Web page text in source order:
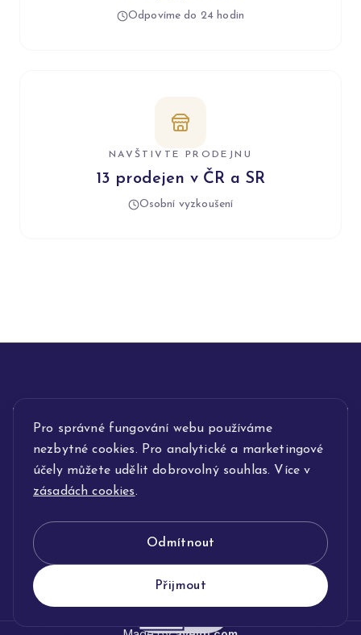
Pro správné fungování webu používáme
nezbytné cookies. Pro analytické a marketingové
účely můžete udělit dobrovolný souhlas. Více v
zásadách cookies.
Odmítnout
Přijmout
Odpovíme do 24 hodin
NAVŠTIVTE PRODEJNU
13 prodejen v ČR a SR
Osobní vyzkoušení
INFORMACE
POPIS SLUŽEB
KLENOTNICTVÍ JOLLEO